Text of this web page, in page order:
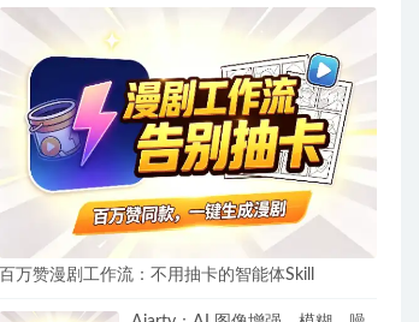
百万赞漫剧工作流：不用抽卡的智能体Skill